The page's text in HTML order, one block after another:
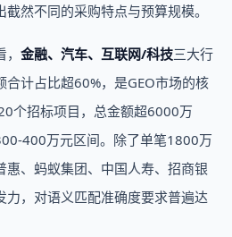
然不同的采购特点与预算规模。
金融、汽车、互联网/科技三大行
合计占比超60%，是GEO市场的核
个招标项目，总金额超6000万
400万元区间。除了单笔1800万
惠、蚂蚁集团、中国人寿、招商银
力，对语义匹配准确度要求普遍达